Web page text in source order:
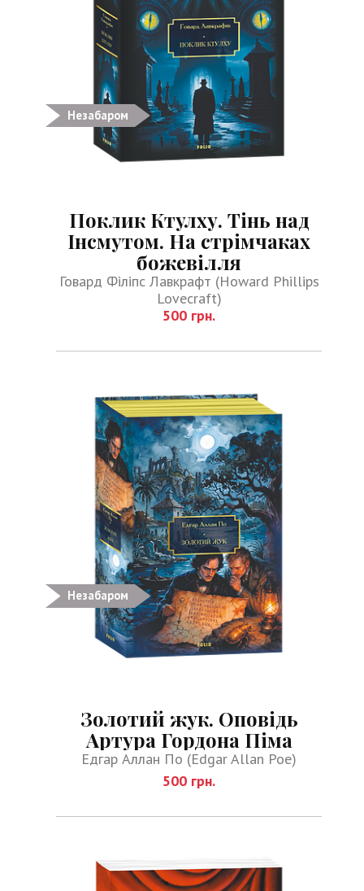
Незабаром
Поклик Ктулху. Тінь над
Інсмутом. На стрімчаках
божевілля
Говард Філіпс Лавкрафт (Howard Phillips
Lovecraft)
500 грн.
Незабаром
Золотий жук. Оповідь
Артура Гордона Піма
Едгар Аллан По (Edgar Allan Poe)
500 грн.